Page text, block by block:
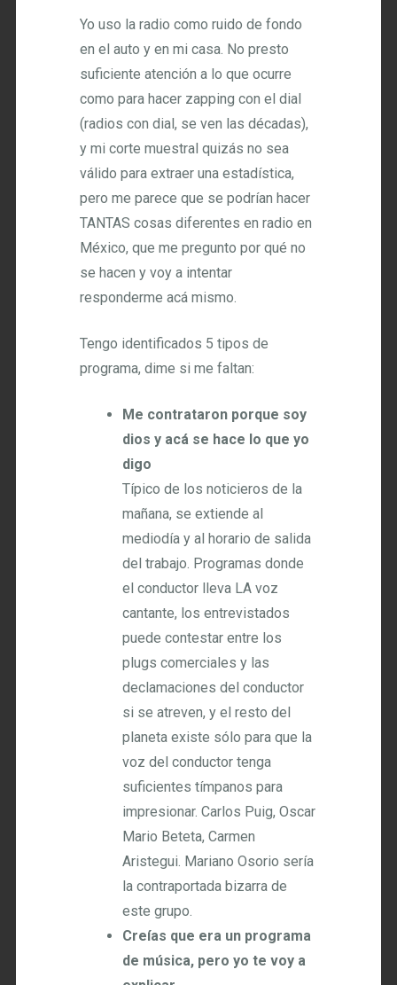
Yo uso la radio como ruido de fondo
en el auto y en mi casa. No presto
suficiente atención a lo que ocurre
como para hacer zapping con el dial
(radios con dial, se ven las décadas),
y mi corte muestral quizás no sea
válido para extraer una estadística,
pero me parece que se podrían hacer
TANTAS cosas diferentes en radio en
México, que me pregunto por qué no
se hacen y voy a intentar
responderme acá mismo.
Tengo identificados 5 tipos de
programa, dime si me faltan:
Me contrataron porque soy
dios y acá se hace lo que yo
digo
Típico de los noticieros de la
mañana, se extiende al
mediodía y al horario de salida
del trabajo. Programas donde
el conductor lleva LA voz
cantante, los entrevistados
puede contestar entre los
plugs comerciales y las
declamaciones del conductor
si se atreven, y el resto del
planeta existe sólo para que la
voz del conductor tenga
suficientes tímpanos para
impresionar. Carlos Puig, Oscar
Mario Beteta, Carmen
Aristegui. Mariano Osorio sería
la contraportada bizarra de
este grupo.
Creías que era un programa
de música, pero yo te voy a